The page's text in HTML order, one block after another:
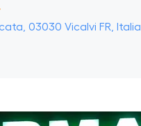
03030 Vicalvi FR, Italia